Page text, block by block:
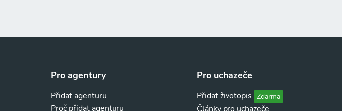
Pro agentury
Přidat agenturu
Proč přidat agenturu
Pro uchazeče
Přidat životopis Zdarma
Články pro uchazeče